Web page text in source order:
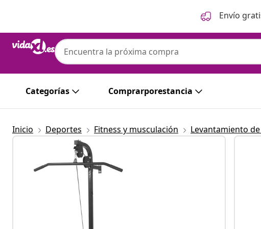
Envío
Categorías Comprarporestancia
Inicio Deportes Fitness y musculación Levantamiento